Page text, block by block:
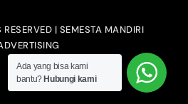
| SEMESTA MANDIRI
Ada yang bisa kami
bantu? Hubungi kami